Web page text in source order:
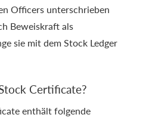
Officers unterschrieben
Beweiskraft als
sie mit dem Stock Ledger
Certificate?
enthält folgende